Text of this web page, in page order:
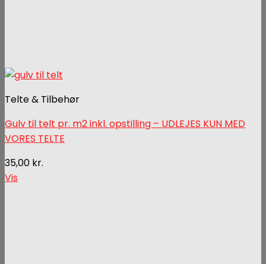
Telte & Tilbehør
Gulv til telt pr. m2 inkl. opstilling – UDLEJES KUN MED
VORES TELTE
35,00 kr.
Vis